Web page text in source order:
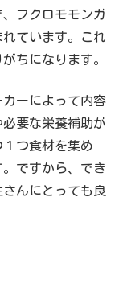
フクロモモンガ
ています。これ
ちになります。
ーによって内容
要な栄養補助が
つ食材を集め
ですから、でき
んにとっても良